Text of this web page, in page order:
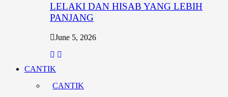
LELAKI DAN HISAB YANG LEBIH
PANJANG
June 5, 2026
CANTIK
CANTIK